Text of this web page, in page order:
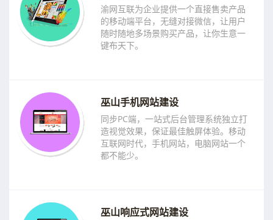
渝网互联为企业提供一个直接售卖产品
的移动端平台，无缝对接微信，让用户
随时随地多场景购买产品，让你生意一
键布天下。
巫山手机网站建设
同步PC端，一站式后台管理系统独立打
造视觉效果，保证最佳触屏体验。移动
互联网时代，手机网站，电脑网站一个
都不能少。
巫山响应式网站建设